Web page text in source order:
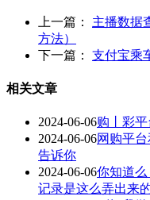
上一篇： 主播数据
方法）
下一篇： 支付宝乘
相关文章
2024-06-06购丨彩
2024-06-06网购平
告诉你
2024-06-06你知道
记录是这么弄出来的